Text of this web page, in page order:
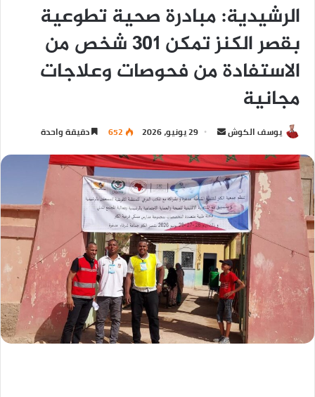
الرشيدية: مبادرة صحية تطوعية
بقصر الكنز تمكن 301 شخص من
الاستفادة من فحوصات وعلاجات
مجانية
يوسف الكوش 29 يونيو، 2026 652 دقيقة واحدة